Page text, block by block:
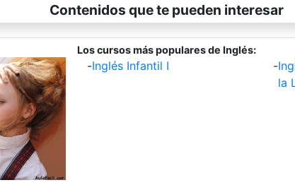
Contenidos que te pueden interesar
Los cursos más populares de Inglés:
-Inglés Infantil I -
la